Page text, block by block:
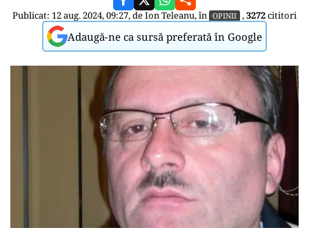
Publicat: 12 aug. 2024, 09:27, deIon Teleanu, în OPINII ,3272cititori
Adaugă-ne ca sursă preferată în Google